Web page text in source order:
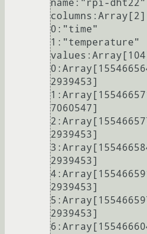
name:"rpi-dht22"
columns:Array[2]
0:"time"
1:"temperature"
2939453]
7060547]
2939453]
2939453]
2939453]
2939453]